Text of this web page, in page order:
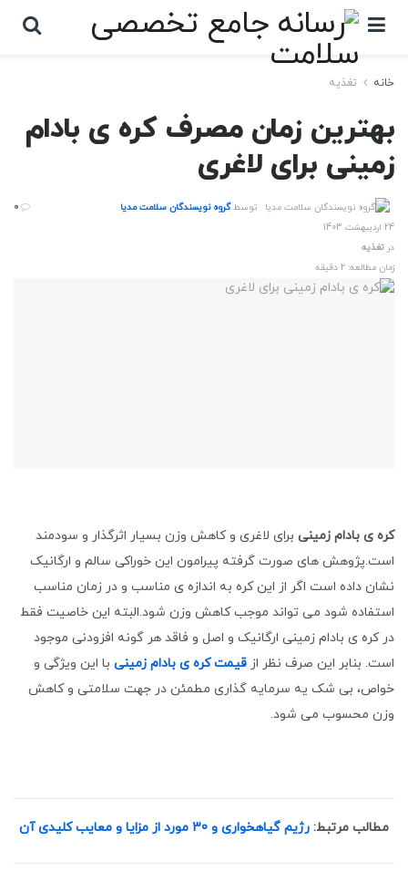
خانه تغذیه
بهترین زمان مصرف کره ی بادام
زمینی برای لاغری
توسط گروه نویسندگان سلامت مدیا
24 اردیبهشت 1403
در تغذیه
زمان مطالعه: 2 دقیقه
کره ی بادام زمینی برای لاغری و کاهش وزن بسیار اثرگذار و سودمند
است.پژوهش های صورت گرفته پیرامون این خوراکی سالم و ارگانیک
نشان داده است اگر از این کره به اندازه ی مناسب و در زمان مناسب
استفاده شود می تواند موجب کاهش وزن شود.البته این خاصیت فقط
در کره ی بادام زمینی ارگانیک و اصل و فاقد هر گونه افزودنی موجود
است. بنابر این صرف نظر از قیمت کره ی بادام زمینی با این ویژگی و
خواص، بی شک یه سرمایه گذاری مطمئن در جهت سلامتی و کاهش
وزن محسوب می شود.
مطالب مرتبط: رژیم گیاهخواری و 30 مورد از مزایا و معایب کلیدی آن